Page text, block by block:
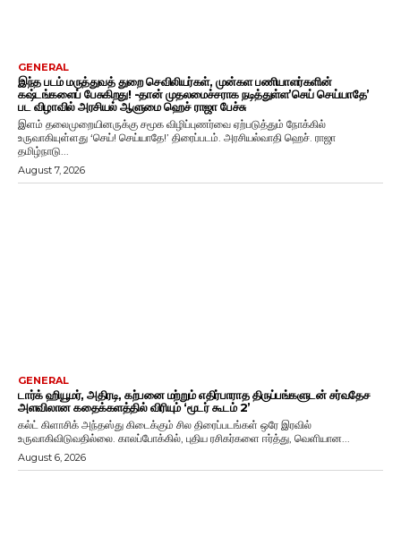
GENERAL
இந்த படம் மருத்துவத் துறை செவிலியர்கள், முன்கள பணியாளர்களின்
கஷ்டங்களைப் பேசுகிறது! -தான் முதலமைச்சராக நடித்துள்ள’செய் செய்யாதே’
பட விழாவில் அரசியல் ஆளுமை ஹெச் ராஜா பேச்சு
இளம் தலைமுறையினருக்கு சமூக விழிப்புணர்வை ஏற்படுத்தும் நோக்கில்
உருவாகியுள்ளது ‘செய்! செய்யாதே!’ திரைப்படம். அரசியல்வாதி ஹெச். ராஜா
தமிழ்நாடு...
August 7, 2026
GENERAL
டார்க் ஹியூமர், அதிரடி, கற்பனை மற்றும் எதிர்பாராத திருப்பங்களுடன் சர்வதேச
அளவிலான கதைக்களத்தில் விரியும் ‘மூடர் கூடம் 2’
கல்ட் கிளாசிக் அந்தஸ்து கிடைக்கும் சில திரைப்படங்கள் ஒரே இரவில்
உருவாகிவிடுவதில்லை. காலப்போக்கில், புதிய ரசிகர்களை ஈர்த்து, வெளியான...
August 6, 2026